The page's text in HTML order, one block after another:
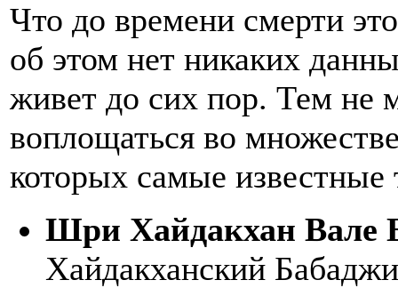
Что до времени смерти
об этом нет никаких
живет до сих пор. Тем не
воплощаться во
которых самые известные
Шри Хайдакхан Вале
Хайдакханский